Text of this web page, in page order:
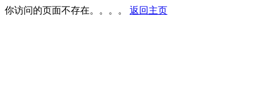
你访问的页面不存在。。。。 返回主页